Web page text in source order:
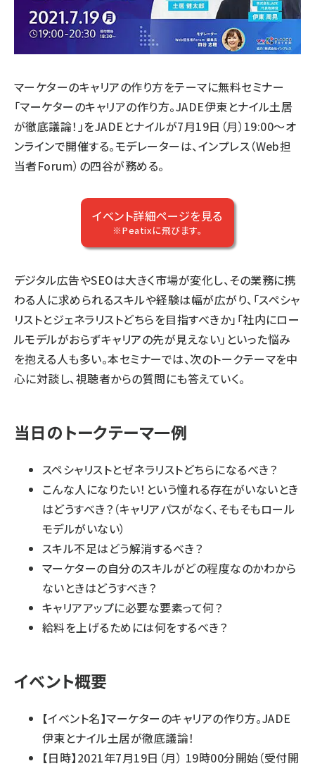
マーケターのキャリアの作り方をテーマに無料セミナー
「マーケターのキャリアの作り方。JADE伊東とナイル土居
が徹底議論！」をJADEとナイルが7月19日（月）19:00～オ
ンラインで開催する。モデレーターは、インプレス（Web担
当者Forum）の四谷が務める。
イベント詳細ページを見る
※Peatixに飛びます。
デジタル広告やSEOは大きく市場が変化し、その業務に携
わる人に求められるスキルや経験は幅が広がり、「スペシャ
リストとジェネラリストどちらを目指すべきか」「社内にロー
ルモデルがおらずキャリアの先が見えない」といった悩み
を抱える人も多い。本セミナーでは、次のトークテーマを中
心に対談し、視聴者からの質問にも答えていく。
当日のトークテーマ一例
スペシャリストとゼネラリストどちらになるべき？
こんな人になりたい！という憧れる存在がいないとき
はどうすべき？（キャリアパスがなく、そもそもロール
モデルがいない）
スキル不足はどう解消するべき？
マーケターの自分のスキルがどの程度なのかわから
ないときはどうすべき？
キャリアアップに必要な要素って何？
給料を上げるためには何をするべき？
イベント概要
【イベント名】マーケターのキャリアの作り方。JADE
伊東とナイル土居が徹底議論！
【日時】2021年7月19日（月） 19時00分開始（受付開